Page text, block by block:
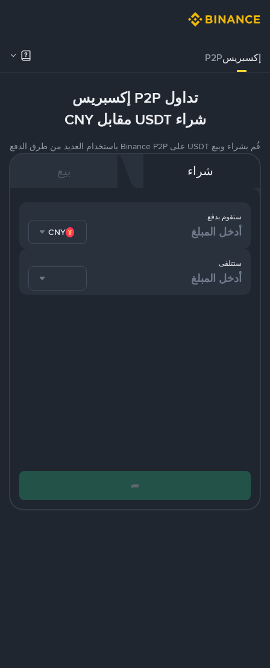
إكسبريسP2P
تداول P2P إكسبريس
شراء USDT مقابل CNY
قُم بشراء وبيع USDT على Binance P2P باستخدام العديد من طرق الدفع
شراء بيع
ستقوم بدفع
CNY
ستتلقى